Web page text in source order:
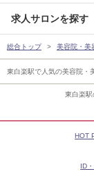
東白楽
求人サロンを探す
総合トップ 美容院・美
東白楽駅で人気の美容院・
HOT
ID